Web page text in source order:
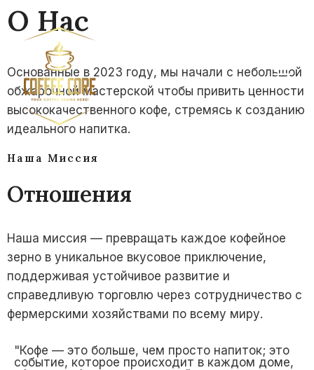
О Нас
Основанные в 2023 году, мы начали с небольшой
обжарочной мастерской чтобы привить ценности
высококачественного кофе, стремясь к созданию
идеального напитка.
Наша Миссия
Отношения
Наша миссия — превращать каждое кофейное
зерно в уникальное вкусовое приключение,
поддерживая устойчивое развитие и
справедливую торговлю через сотрудничество с
фермерскими хозяйствами по всему миру.
"Кофе — это больше, чем просто напиток; это
событие, которое происходит в каждом доме,